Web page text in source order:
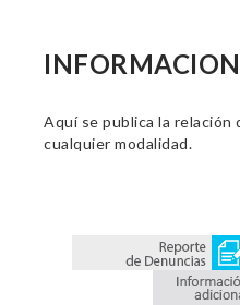
Aquí se publica la
cualquier modalidad.